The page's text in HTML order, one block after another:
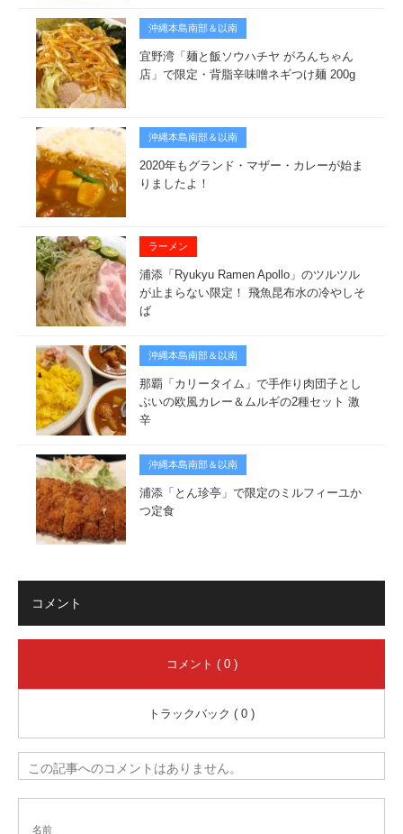
沖縄本島南部＆以南
宜野湾「麺と飯ソウハチヤ がろんちゃん
店」で限定・背脂辛味噌ネギつけ麺 200g
沖縄本島南部＆以南
2020年もグランド・マザー・カレーが始ま
りましたよ！
ラーメン
浦添「Ryukyu Ramen Apollo」のツルツル
が止まらない限定！ 飛魚昆布水の冷やしそ
ば
沖縄本島南部＆以南
那覇「カリータイム」で手作り肉団子とし
ぶいの欧風カレー＆ムルギの2種セット 激
辛
沖縄本島南部＆以南
浦添「とん珍亭」で限定のミルフィーユか
つ定食
コメント
コメント ( 0 )
トラックバック ( 0 )
この記事へのコメントはありません。
名前